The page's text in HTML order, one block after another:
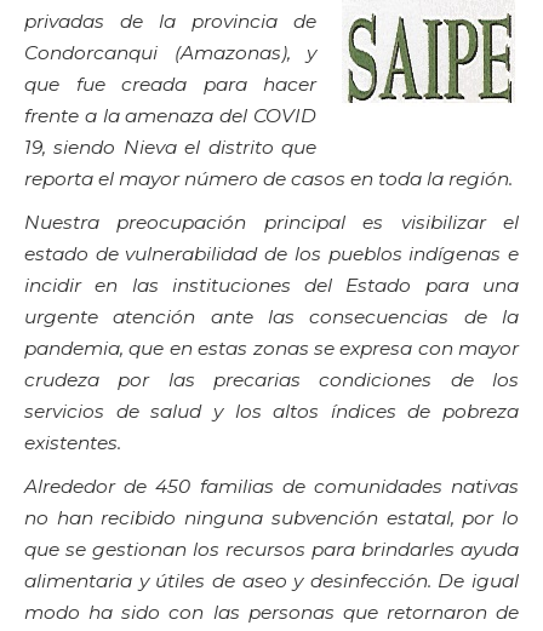
privadas de la provincia de
Condorcanqui (Amazonas), y
que fue creada para hacer
frente a la amenaza del COVID
19, siendo Nieva el distrito que
reporta el mayor número de casos en toda la región.
Nuestra preocupación principal es visibilizar el
estado de vulnerabilidad de los pueblos indígenas e
incidir en las instituciones del Estado para una
urgente atención ante las consecuencias de la
pandemia, que en estas zonas se expresa con mayor
crudeza por las precarias condiciones de los
servicios de salud y los altos índices de pobreza
existentes.
Alrededor de 450 familias de comunidades nativas
no han recibido ninguna subvención estatal, por lo
que se gestionan los recursos para brindarles ayuda
alimentaria y útiles de aseo y desinfección. De igual
modo ha sido con las personas que retornaron de